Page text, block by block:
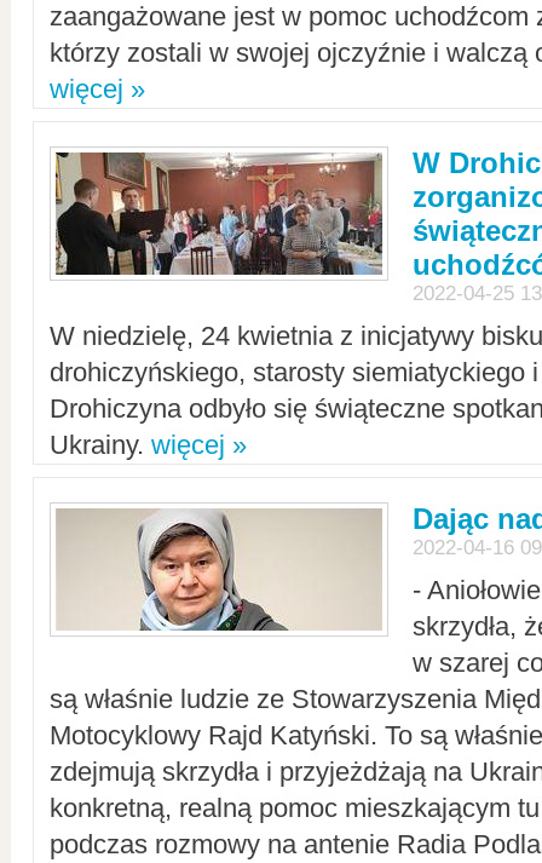
zaangażowane jest w pomoc uchodźcom
którzy zostali w swojej ojczyźnie i walczą
więcej »
W
2022-04-25
W niedzielę, 24 kwietnia z inicjatywy
drohiczyńskiego, starosty siemiatyckiego
Drohiczyna odbyło się świąteczne
Ukrainy. więcej »
Dając
2022-04-16
-
skrzydła,
w szarej
są właśnie ludzie ze Stowarzyszenia
Motocyklowy Rajd Katyński. To są
zdejmują skrzydła i przyjeżdżają na
konkretną, realną pomoc mieszkającym
podczas rozmowy na antenie Radia